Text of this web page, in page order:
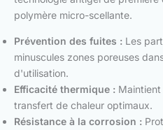
polymère micro-scellante.
Prévention des fuites : Les
minuscules zones poreuses
d'utilisation.
Efficacité thermique :
transfert de chaleur optimaux.
Résistance à la corrosion :